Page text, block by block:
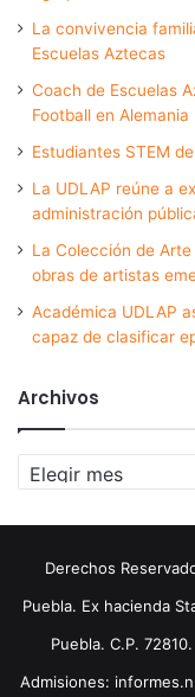
La convivencia
Escuelas Aztecas
Coach de Escuelas
Football en Alemania
Estudiantes STEM
La UDLAP reúne a
administración
La Colección de
obras de artistas
Académica UDLAP
capaz de clasificar
Archivos
Archivos
Derechos
Puebla. Ex hacienda
Puebla. C.P.
Admisiones: